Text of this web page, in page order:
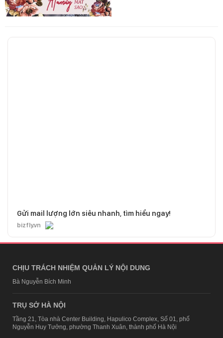
Gửi mail lượng lớn siêu nhanh, tìm hiểu ngay!
bizfly.vn
CHỊU TRÁCH NHIỆM QUẢN LÝ NỘI DUNG
Bà Nguyễn Bích Minh
TRỤ SỞ HÀ NỘI
Tầng 21, Tòa nhà Center Building, Hapulico Complex, Số 01, phố
Nguyễn Huy Tưởng, phường Thanh Xuân, thành phố Hà Nội